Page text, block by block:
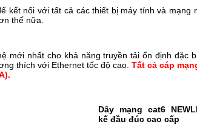
kết nối với tất cả các thiết bị máy tính và mạng
thế nữa.
mới nhất cho khả năng truyền tải ổn định đặc
thích với Ethernet tốc độ cao. Tất cả cáp
Dây mạng cat6
kế đầu đúc cao cấp